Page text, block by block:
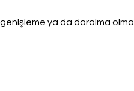
ya da daralma